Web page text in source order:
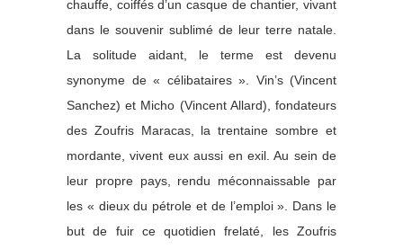
chauffe, coiffés d’un casque de chantier, vivant
dans le souvenir sublimé de leur terre natale.
La solitude aidant, le terme est devenu
synonyme de « célibataires ». Vin’s (Vincent
Sanchez) et Micho (Vincent Allard), fondateurs
des Zoufris Maracas, la trentaine sombre et
mordante, vivent eux aussi en exil. Au sein de
leur propre pays, rendu méconnaissable par
les « dieux du pétrole et de l’emploi ». Dans le
but de fuir ce quotidien frelaté, les Zoufris